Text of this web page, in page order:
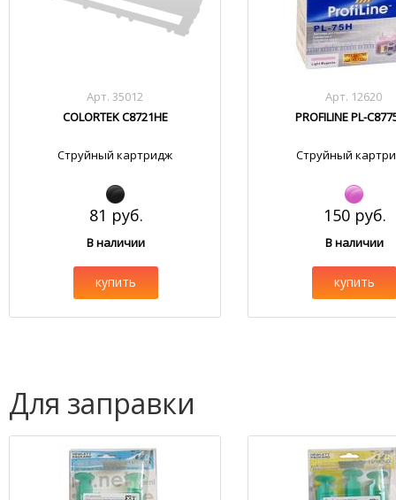
Арт. 35012
COLORTEK C8721HE
Струйный картридж
81 руб.
В наличии
купить
Арт. 12620
PROFILINE PL-
Струйный
150 руб.
В наличии
купить
Для заправки